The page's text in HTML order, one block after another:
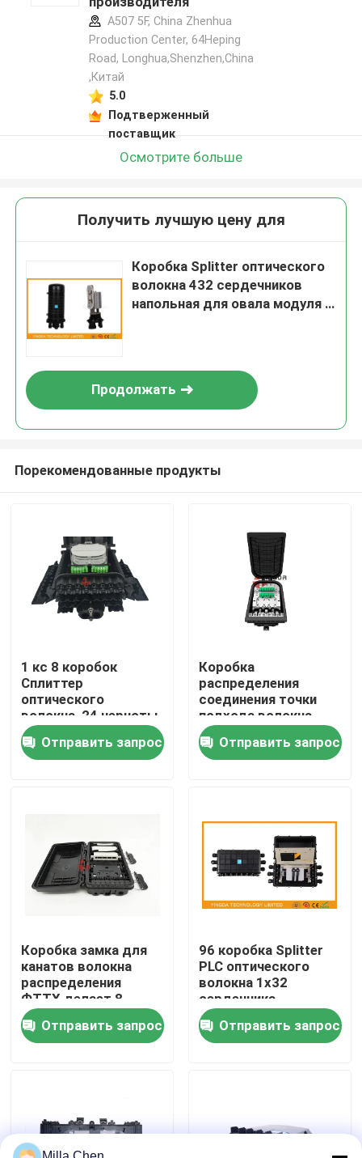
Дом
Продукты
Путешествие фабрики
Проверка качества
Свяжитесь мы
Новости
Случаи
Волоконно-оптические Box Прекращение
A507 5F, China Zhenhua
Production Center, 64Heping
Road, Longhua,Shenzhen,China
,Китай
5.0
Подтверженный
поставщик
Осмотрите больше
Получить лучшую цену для
Коробка Splitter оптического
волокна 432 сердечников
напольная для овала модуля 1
Продолжать
Порекомендованные продукты
1 кс 8 коробок
Сплиттер
оптического
волокна, 24 черноты
закрытия Сплиттер
оптического волокна
ПП портов
Отправить запрос
Коробка
распределения
соединения точки
подхода волокна
ФТТХ уменьшает
порт 16 для
Сплиттер 1С8 1С16
Отправить запрос
Коробка замка для
канатов волокна
распределения
ФТТХ делает 8
ядров водостойким
с модулем ЛГС
Отправить запрос
96 коробка Splitter
PLC оптического
волокна 1x32
сердечника
встроенная, волокно
- оптическое
закрытие
Отправить запрос